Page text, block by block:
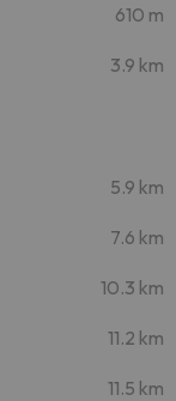
610 m
3.9 km
5.9 km
7.6 km
10.3 km
11.2 km
11.5 km